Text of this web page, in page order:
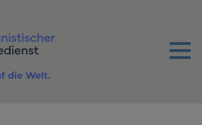
Menu
die Welt.